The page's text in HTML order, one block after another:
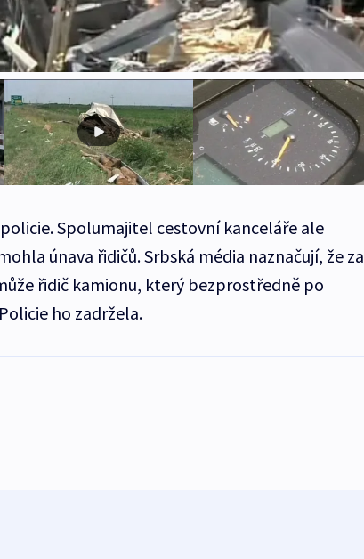
Spolumajitel cestovní kanceláře ale
únava řidičů. Srbská média naznačují, že za
řidič kamionu, který bezprostředně po
ho zadržela.